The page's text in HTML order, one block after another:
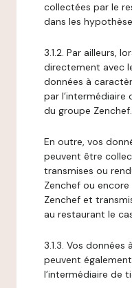
collectées par le
dans les
3.1.2. Par ailleurs,
directement avec
données à
par l’intermédiaire
du groupe Zenchef.
En outre, vos
peuvent être
transmises ou
Zenchef ou
Zenchef et
au restaurant le
3.1.3. Vos
peuvent
l’intermédiaire de